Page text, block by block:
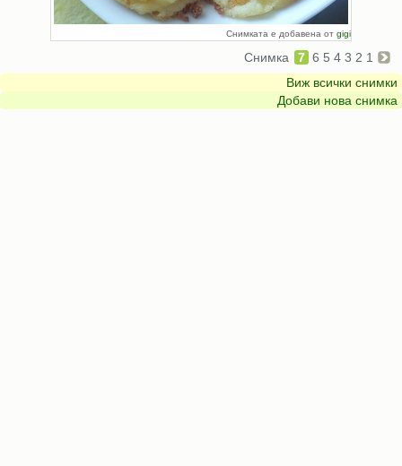
Снимката е добавена от gigi
Снимка 7 6 5 4 3 2 1
Виж всички снимки
Добави нова снимка